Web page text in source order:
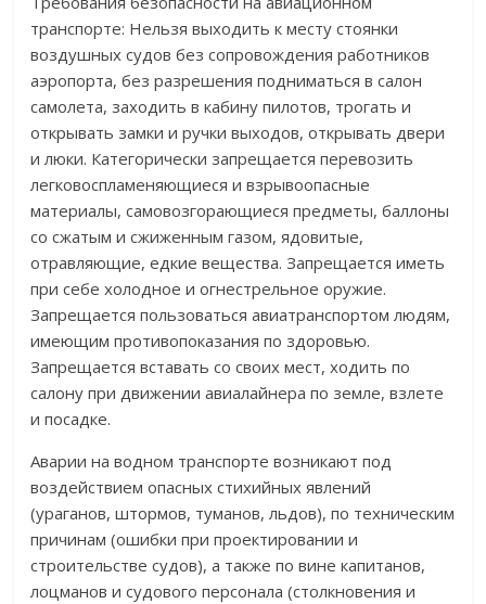
транспорте: Нельзя выходить к месту стоянки
воздушных судов без сопровождения работников
аэропорта, без разрешения подниматься в салон
самолета, заходить в кабину пилотов, трогать и
открывать замки и ручки выходов, открывать двери
и люки. Категорически запрещается перевозить
легковоспламеняющиеся и взрывоопасные
материалы, самовозгорающиеся предметы, баллоны
со сжатым и сжиженным газом, ядовитые,
отравляющие, едкие вещества. Запрещается иметь
при себе холодное и огнестрельное оружие.
Запрещается пользоваться авиатранспортом людям,
имеющим противопоказания по здоровью.
Запрещается вставать со своих мест, ходить по
салону при движении авиалайнера по земле, взлете
и посадке.
Аварии на водном транспорте возникают под
воздействием опасных стихийных явлений
(ураганов, штормов, туманов, льдов), по техническим
причинам (ошибки при проектировании и
строительстве судов), а также по вине капитанов,
лоцманов и судового персонала (столкновения и